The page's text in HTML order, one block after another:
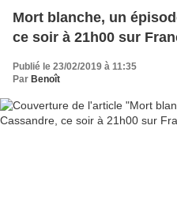
Mort blanche, un
ce soir à 21h00 sur
Publié le 23/02/2019 à 11:35
Par Benoît